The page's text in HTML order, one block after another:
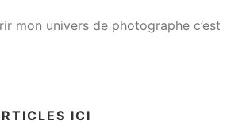
mon univers de photographe c’est
ICI